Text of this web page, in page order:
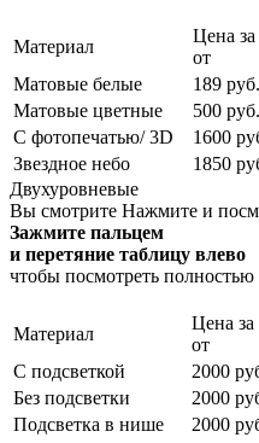
Материал
Цена
от
Матовые белые
189 руб.
Матовые цветные
500 руб.
С фотопечатью/ 3D
1600
Звездное небо
1850
Двухуровневые
Вы смотрите Нажмите и
Зажмите пальцем
и перетяние таблицу влево
чтобы посмотреть полностью
Материал
Цена за
от
С подсветкой
2000
Без подсветки
2000
Подсветка в нише
2000